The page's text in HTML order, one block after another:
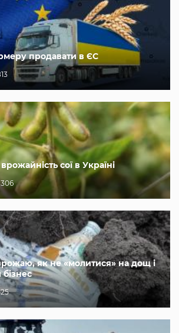
продавати в ЄС
сої в Україні
як не «молитися» на дощ і
бізнес